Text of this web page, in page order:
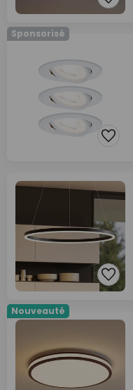
Sponsorisé
Nouveauté